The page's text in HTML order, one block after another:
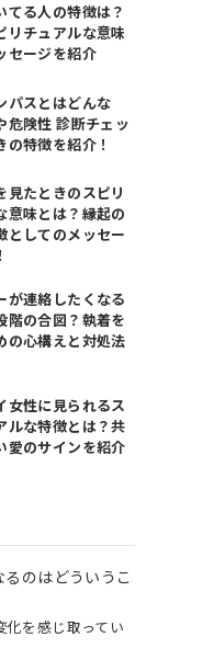
てる人の特徴は？
リチュアルな意味
セージを紹介
パスとはどんな
危険性 診断チェッ
の特徴を紹介！
見たときのスピリ
意味とは？縁起の
としてのメッセー
が連絡したくなる
階の合図？執着を
の心構えと対処法
女性に見られるス
ルな特徴とは？共
愛のサインを紹介
のはどういうこ
化を感じ取ってい